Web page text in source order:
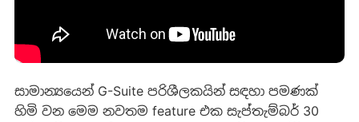
සාමාන්‍යයෙන් G-Suite පරිශීලකයින් සඳහා පමණක්
හිමි වන මෙම නවතම feature එක සැප්තැම්බර් 30